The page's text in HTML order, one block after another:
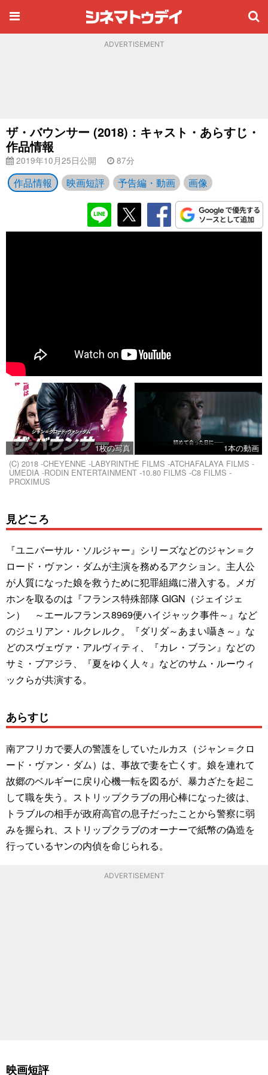
ADVERTISEMENT
ザ・バウンサー (2018)：キャスト・あらすじ・
作品情報
2019年10月25日公開 87分
作品情報 映画短評 予告編・動画 画像
1枚の写真
1本の動画
(C) 2018 -CHEYENNE -LABYRINTHE FILMS -ATCHAFALAYA FILMS -
UMEDIA -RODIN ENTERTAINMENT -10.80 FILMS -C8 FILMS -
PROXIMUS
見どころ
『ユニバーサル・ソルジャー』シリーズなどのジャン＝ク
ロード・ヴァン・ダムが主演を務めるアクション。主人公
が人質になった娘を救うために犯罪組織に潜入する。メガ
ホンを取るのは『フランス特殊部隊 GIGN（ジェイジェ
ン） ～エールフランス8969便ハイジャック事件～』など
のジュリアン・ルクレルク。『ダリダ～あまい囁き～』な
どのスヴェヴァ・アルヴィティ、『カレ・ブラン』などの
サミ・ブアジラ、『夏をゆく人々』などのサム・ルーウィ
ックらが共演する。
あらすじ
南アフリカで要人の警護をしていたルカス（ジャン＝クロ
ード・ヴァン・ダム）は、事故で妻を亡くす。娘を連れて
故郷のベルギーに戻り心機一転を図るが、暴力ざたを起こ
して職を失う。ストリップクラブの用心棒になった彼は、
トラブルの相手が政府高官の息子だったことから警察に弱
みを握られ、ストリップクラブのオーナーで紙幣の偽造を
行っているヤンの内偵を命じられる。
ADVERTISEMENT
映画短評